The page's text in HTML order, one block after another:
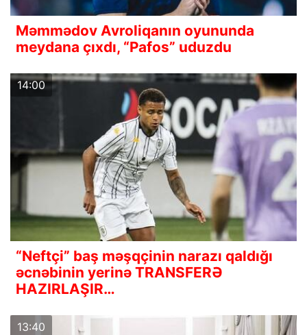
Məmmədov Avroliqanın oyununda
meydana çıxdı, “Pafos” uduzdu
14:00
“Neftçi” baş məşqçinin narazı qaldığı
əcnəbinin yerinə TRANSFERƏ
HAZIRLAŞIR…
13:40